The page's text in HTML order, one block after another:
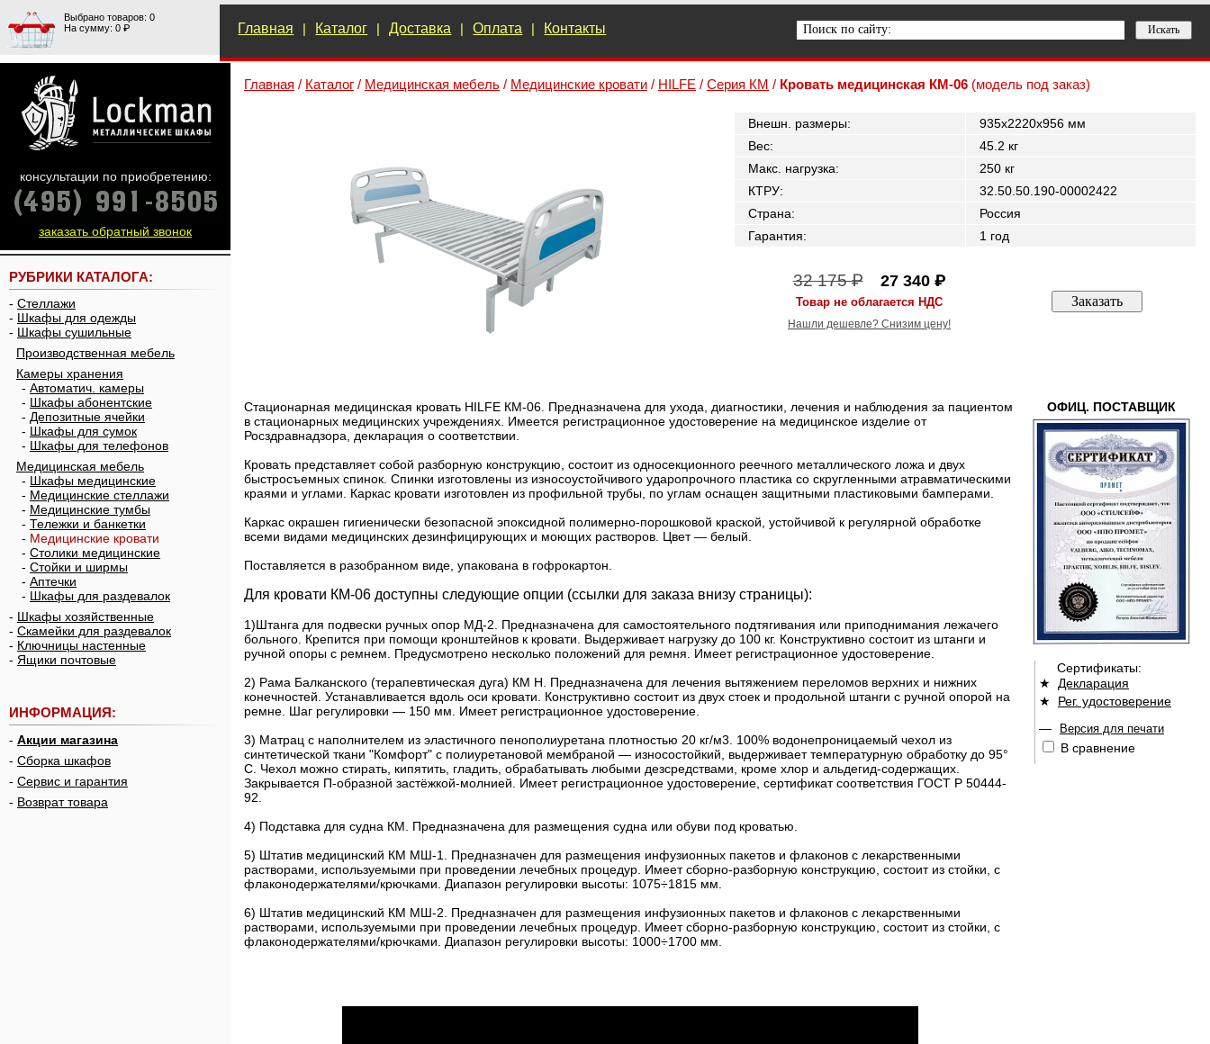
Выбрано товаров: 0
На сумму: 0 ₽
Главная | Каталог | Доставка | Оплата | Контакты
Главная / Каталог / Медицинская мебель / Медицинские кровати / HILFE / Серия КМ / Кровать медицинская КМ-06 (модель под заказ)
Внешн. размеры:
935x2220x956 мм
Вес:
45.2 кг
Макс. нагрузка:
250 кг
КТРУ:
32.50.50.190-00002422
Страна:
Россия
Гарантия: 1 год
32 175 ₽ 27 340 ₽
Товар не облагается НДС
Нашли дешевле? Снизим цену!
Стационарная медицинская кровать HILFE КМ-06. Предназначена для ухода, диагностики, лечения и наблюдения за пациентом
в стационарных медицинских учреждениях. Имеется регистрационное удостоверение на медицинское изделие от
Росздравнадзора, декларация о соответствии.
Кровать представляет собой разборную конструкцию, состоит из односекционного реечного металлического ложа и двух
быстросъемных спинок. Спинки изготовлены из износоустойчивого ударопрочного пластика со скругленными атравматическими
краями и углами. Каркас кровати изготовлен из профильной трубы, по углам оснащен защитными пластиковыми бамперами.
Каркас окрашен гигиенически безопасной эпоксидной полимерно-порошковой краской, устойчивой к регулярной обработке
всеми видами медицинских дезинфицирующих и моющих растворов. Цвет — белый.
Поставляется в разобранном виде, упакована в гофрокартон.
Для кровати КМ-06 доступны следующие опции (ссылки для заказа внизу страницы):
1)Штанга для подвески ручных опор МД-2. Предназначена для самостоятельного подтягивания или приподнимания лежачего
больного. Крепится при помощи кронштейнов к кровати. Выдерживает нагрузку до 100 кг. Конструктивно состоит из штанги и
ручной опоры с ремнем. Предусмотрено несколько положений для ремня. Имеет регистрационное удостоверение.
2) Рама Балканского (терапевтическая дуга) КМ Н. Предназначена для лечения вытяжением переломов верхних и нижних
конечностей. Устанавливается вдоль оси кровати. Конструктивно состоит из двух стоек и продольной штанги с ручной опорой на
ремне. Шаг регулировки — 150 мм. Имеет регистрационное удостоверение.
3) Матрац с наполнителем из эластичного пенополиуретана плотностью 20 кг/м3. 100% водонепроницаемый чехол из
синтетической ткани "Комфорт" с полиуретановой мембраной — износостойкий, выдерживает температурную обработку до 95°
С. Чехол можно стирать, кипятить, гладить, обрабатывать любыми дезсредствами, кроме хлор и альдегид-содержащих.
Закрывается П-образной застёжкой-молнией. Имеет регистрационное удостоверение, сертификат соответствия ГОСТ Р 50444-
92.
4) Подставка для судна КМ. Предназначена для размещения судна или обуви под кроватью.
5) Штатив медицинский КМ МШ-1. Предназначен для размещения инфузионных пакетов и флаконов с лекарственными
растворами, используемыми при проведении лечебных процедур. Имеет сборно-разборную конструкцию, состоит из стойки, с
флаконодержателями/крючками. Диапазон регулировки высоты: 1075÷1815 мм.
6) Штатив медицинский КМ МШ-2. Предназначен для размещения инфузионных пакетов и флаконов с лекарственными
растворами, используемыми при проведении лечебных процедур. Имеет сборно-разборную конструкцию, состоит из стойки, с
флаконодержателями/крючками. Диапазон регулировки высоты: 1000÷1700 мм.
ОФИЦ. ПОСТАВЩИК
Сертификаты:
★ Декларация
★ Рег. удостоверение
—
Версия для печати
В сравнение
консультации по приобретению:
заказать обратный звонок
РУБРИКИ КАТАЛОГА:
- Стеллажи
- Шкафы для одежды
- Шкафы сушильные
Производственная мебель
Камеры хранения
- Автоматич. камеры
- Шкафы абонентские
- Депозитные ячейки
- Шкафы для сумок
- Шкафы для телефонов
Медицинская мебель
- Шкафы медицинские
- Медицинские стеллажи
- Медицинские тумбы
- Тележки и банкетки
- Медицинские кровати
- Столики медицинские
- Стойки и ширмы
- Аптечки
- Шкафы для раздевалок
- Шкафы хозяйственные
- Скамейки для раздевалок
- Ключницы настенные
- Ящики почтовые
ИНФОРМАЦИЯ:
- Акции магазина
- Сборка шкафов
- Сервис и гарантия
- Возврат товара